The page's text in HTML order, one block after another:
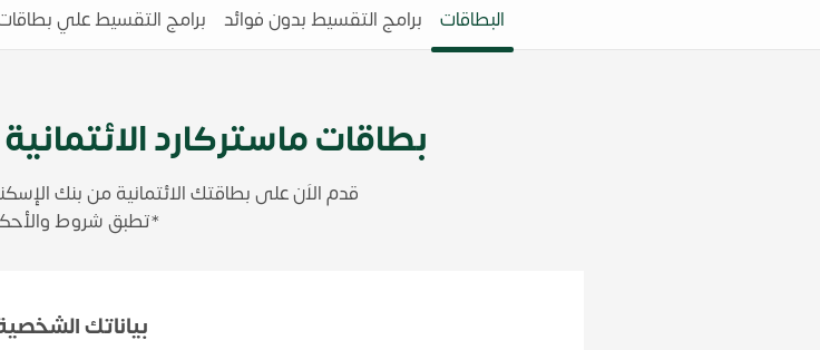
البطاقات برامج التقسيط بدون فوائد برامج التقسيط علي بطاقات
بطاقات ماستركارد
قدم الاَن على بطاقتك الائتمانية من بنك
*تطبق شروط
بياناتك